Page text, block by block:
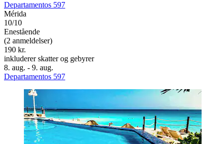
Departamentos 597
Mérida
10/10
Enestående
(2 anmeldelser)
190 kr.
inkluderer skatter og gebyrer
8. aug. - 9. aug.
Departamentos 597